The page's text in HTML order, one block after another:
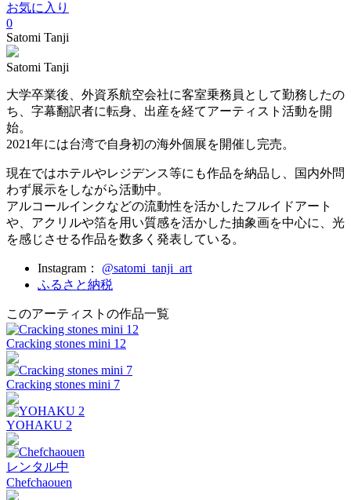
お気に入り
0
Satomi Tanji
Satomi Tanji
大学卒業後、外資系航空会社に客室乗務員として勤務したの
ち、字幕翻訳者に転身、出産を経てアーティスト活動を開
始。
2021年には台湾で自身初の海外個展を開催し完売。
現在ではホテルやレジデンス等にも作品を納品し、国内外問
わず展示をしながら活動中。
アルコールインクなどの流動性を活かしたフルイドアート
や、アクリルや箔を用い質感を活かした抽象画を中心に、光
を感じさせる作品を数多く発表している。
Instagram： @satomi_tanji_art
ふるさと納税
このアーティストの作品一覧
Cracking stones mini 12
Cracking stones mini 7
YOHAKU 2
レンタル中
Chefchaouen